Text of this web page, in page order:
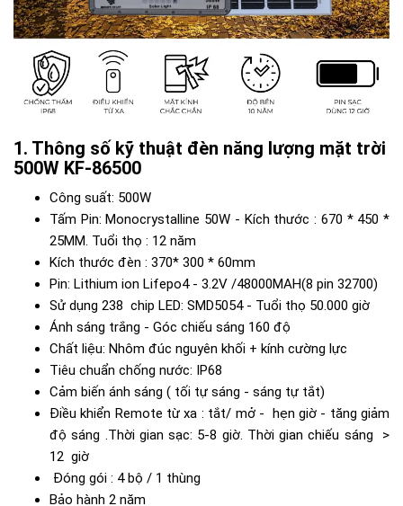
Thông số kỹ thuật đèn năng lượng mặt trời
500W KF-86500
Công suất: 500W
Tấm Pin: Monocrystalline 50W - Kích thước : 670 * 450 *
25MM. Tuổi thọ : 12 năm
Kích thước đèn : 370* 300 * 60mm
Pin: Lithium ion Lifepo4 - 3.2V /48000MAH(8 pin 32700)
Sử dụng 238 chip LED: SMD5054 - Tuổi thọ 50.000 giờ
Ánh sáng trắng - Góc chiếu sáng 160 độ
Chất liệu: Nhôm đúc nguyên khối + kính cường lực
Tiêu chuẩn chống nước: IP68
Cảm biến ánh sáng ( tối tự sáng - sáng tự tắt)
Điều khiển Remote từ xa : tắt/ mở - hẹn giờ - tăng giảm
độ sáng .Thời gian sạc: 5-8 giờ. Thời gian chiếu sáng >
12 giờ
Đóng gói : 4 bộ / 1 thùng
Bảo hành 2 năm